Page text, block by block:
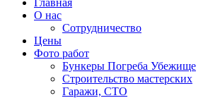
Главная
О нас
Сотрудничество
Цены
Фото работ
Бункеры Погреба Убежище
Строительство мастерских
Гаражи, СТО